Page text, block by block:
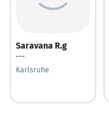
Saravana R.g
---
Karlsruhe